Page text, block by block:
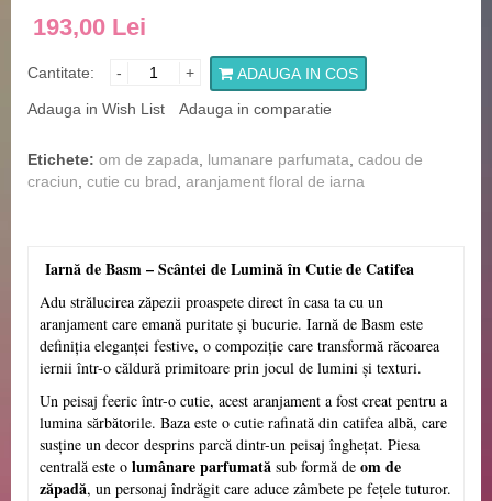
193,00 Lei
Cantitate: - +
ADAUGA IN COS
Adauga in Wish List
Adauga in comparatie
Etichete: om de zapada lumanare parfumata cadou de
craciun cutie cu brad aranjament floral de iarna
Iarnă de Basm – Scântei de Lumină în Cutie de Catifea
Adu strălucirea zăpezii proaspete direct în casa ta cu un
aranjament care emană puritate și bucurie. Iarnă de Basm este
definiția eleganței festive, o compoziție care transformă răcoarea
iernii într-o căldură primitoare prin jocul de lumini și texturi.
Un peisaj feeric într-o cutie, acest aranjament a fost creat pentru a
lumina sărbătorile. Baza este o cutie rafinată din catifea albă, care
susține un decor desprins parcă dintr-un peisaj înghețat. Piesa
centrală este o lumânare parfumată sub formă de om de
zăpadă, un personaj îndrăgit care aduce zâmbete pe fețele tuturor.